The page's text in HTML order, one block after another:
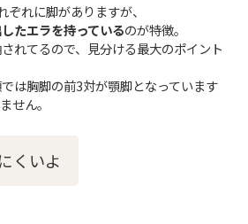
れに脚がありますが、
たエラを持っているのが特徴。
れてるので、見分ける最大のポイント
は胸脚の前3対が顎脚となっています
せん。
くいよ